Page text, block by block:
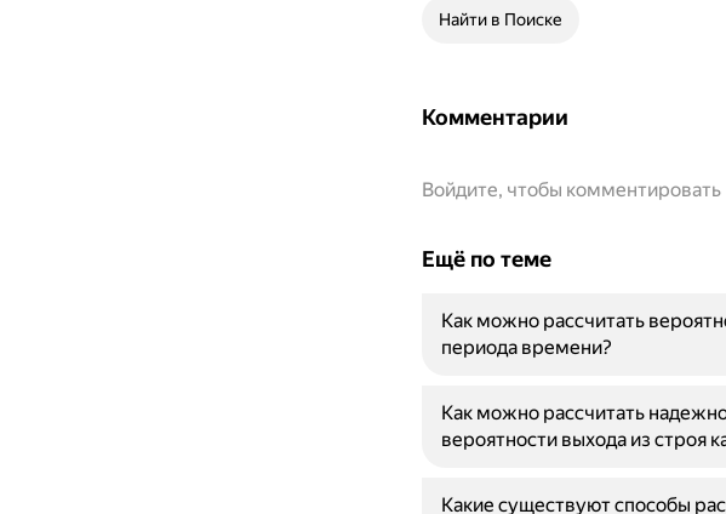
Найти в Поиске
Комментарии
Войдите, чтобы комментировать
Ещё по теме
Как можно рассчитать
периода времени?
Как можно рассчитать
вероятности выхода из строя
Какие существуют способы